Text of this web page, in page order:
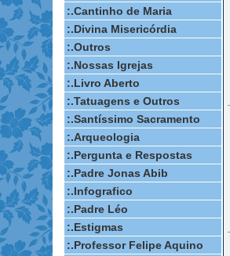
:.Cantinho de Maria
:.Divina Misericórdia
:.Outros
:.Nossas Igrejas
:.Livro Aberto
:.Tatuagens e Outros
:.Santíssimo Sacramento
:.Arqueologia
:.Pergunta e Respostas
:.Padre Jonas Abib
:.Infografico
:.Padre Léo
:.Estigmas
:.Professor Felipe Aquino